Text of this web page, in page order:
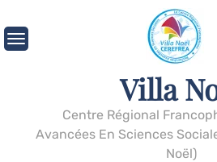
Villa
Centre Régional
Avancées En Sciences
Noël)